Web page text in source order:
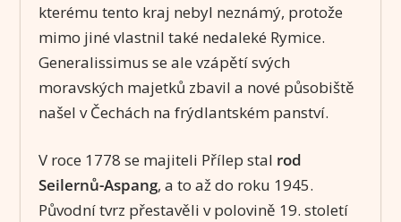
kterému tento kraj nebyl neznámý, protože
mimo jiné vlastnil také nedaleké Rymice.
Generalissimus se ale vzápětí svých
moravských majetků zbavil a nové působiště
našel v Čechách na frýdlantském panství.
V roce 1778 se majiteli Přílep stal rod
Seilernů-Aspang, a to až do roku 1945.
Původní tvrz přestavěli v polovině 19. století